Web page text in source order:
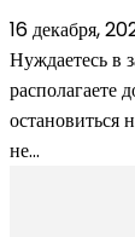
16 декабря,
Нуждаетесь в
располагаете
остановиться
не...